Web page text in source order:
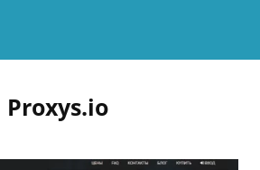
Proxys.io